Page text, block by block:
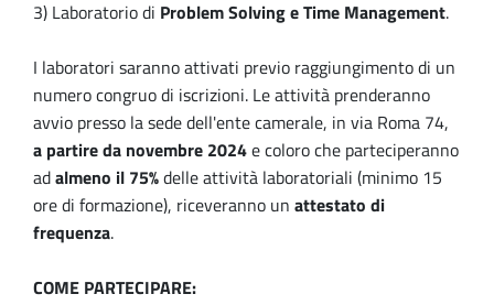
3) Laboratorio di Problem Solving e Time Management.
I laboratori saranno attivati previo raggiungimento di un
numero congruo di iscrizioni. Le attività prenderanno
avvio presso la sede dell'ente camerale, in via Roma 74,
a partire da novembre 2024e coloro che parteciperanno
adalmeno il 75%delle attività laboratoriali (minimo 15
ore di formazione), riceveranno un attestato di
frequenza.
COME PARTECIPARE: